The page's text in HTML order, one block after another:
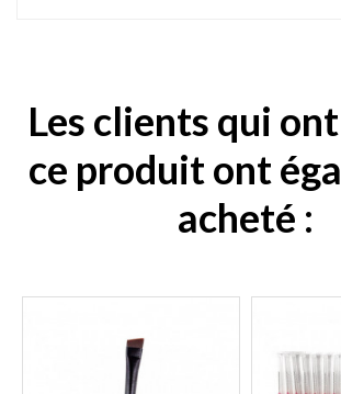
Les clients qui
ce produit ont
acheté :